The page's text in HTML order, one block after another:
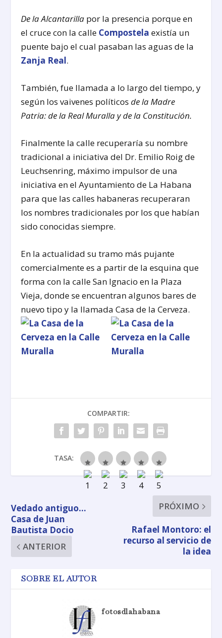
De la Alcantarilla por la presencia porque en
el cruce con la calle Compostela existía un
puente bajo el cual pasaban las aguas de la
Zanja Real.
También, fue llamada a lo largo del tiempo, y
según los vaivenes políticosde la Madre
Patria: de la Real Muralla y de la Constitución.
Finalmente la calle recuperaría su nombre
tradicional a iniciativa del Dr. Emilio Roig de
Leuchsenring, máximo impulsor de una
iniciativa en el Ayuntamiento de La Habana
para que las calles habaneras recuperaran
los nombres tradicionales por los que habían
sido conocidas siempre.
En la actualidad su tramo más pujante
comercialmente es a partir de la esquina que
forma con la calle San Ignacio en la Plaza
Vieja, donde se encuentran algunos bares de
nuevo tipo y la llamada Casa de la Cerveza.
COMPARTIR:
TASA:
Vedado antiguo…
Casa de Juan
Bautista Docio
ANTERIOR
PRÓXIMO
Rafael Montoro: el
recurso al servicio de
la idea
SOBRE EL AUTOR
fotosdlahabana